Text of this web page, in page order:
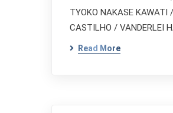
TYOKO NAKASE KAWATI
CASTILHO / VANDERLEI
Read More